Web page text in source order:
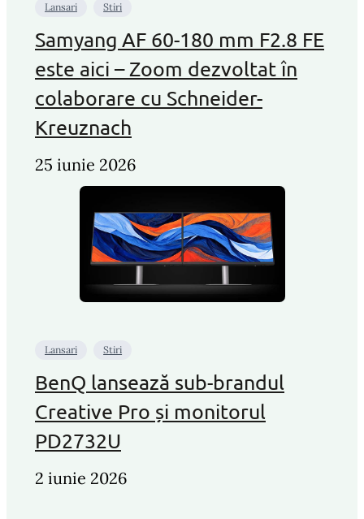
Lansari Stiri
Samyang AF 60-180 mm F2.8 FE
este aici – Zoom dezvoltat în
colaborare cu Schneider-
Kreuznach
25 iunie 2026
Lansari Stiri
BenQ lansează sub-brandul
Creative Pro și monitorul
PD2732U
2 iunie 2026